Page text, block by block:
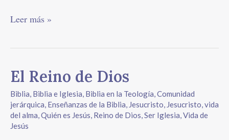
Leer más »
El Reino de Dios
Biblia, Biblia e Iglesia, Biblia en la Teología,Comunidad
jerárquica, Enseñanzas de la Biblia, Jesucristo, Jesucristo, vida
del alma,Quién es Jesús, Reino de Dios,Ser Iglesia,Vida de
Jesús
El
Reino
de
Dios